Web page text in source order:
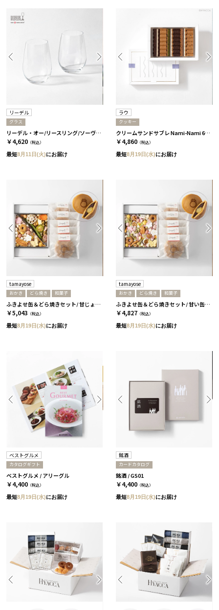
リーデル
グラス
リーデル・オー/リースリング/ソーヴィニヨン・ブラン 2個セット［リーデル］
￥4,620 （税込）
最短8月11日(火)にお届け
ラウ
クッキー
クリームサンドサブレ Nami-Nami 6本入［ラウ］
￥4,860 （税込）
最短8月19日(水)にお届け
tamayose
おかき どら焼き 和菓子
ふきよせ缶＆どら焼きセット/ 甘じょっぱい缶［tamayose］
￥5,043 （税込）
最短8月19日(水)にお届け
tamayose
おかき どら焼き 和菓子
ふきよせ缶＆どら焼きセット/ 甘い缶［tamayose］
￥4,827 （税込）
最短8月19日(水)にお届け
ベストグルメ
カタログギフト
ベストグルメ / アリーグル
￥4,400 （税込）
最短8月19日(水)にお届け
銘酒
カードカタログ
銘酒 / GS01
￥4,400 （税込）
最短8月19日(水)にお届け